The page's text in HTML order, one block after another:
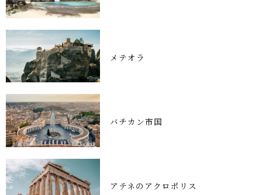
メテオラ
バチカン市国
アテネのアクロポリス